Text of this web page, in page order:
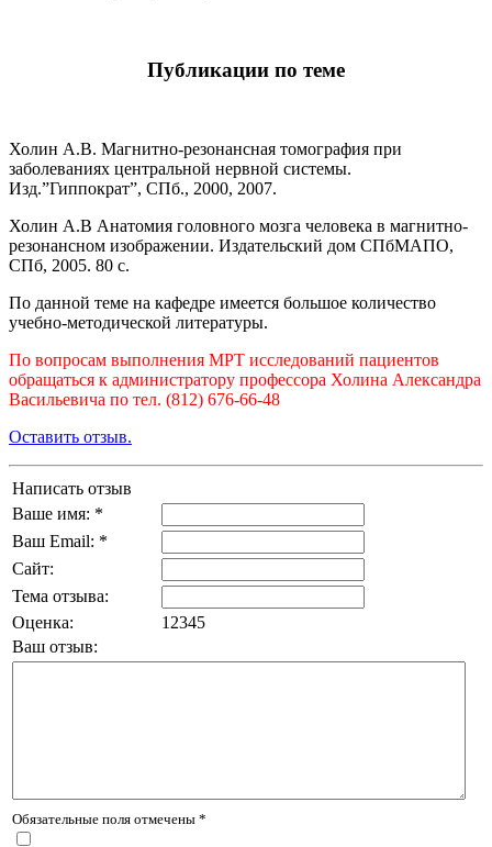
Публикации по теме
Холин А.В. Магнитно-резонансная томография при
заболеваниях центральной нервной системы.
Изд.”Гиппократ”, СПб., 2000, 2007.
Холин А.В Анатомия головного мозга человека в магнитно-
резонансном изображении. Издательский дом СПбМАПО,
СПб, 2005. 80 с.
По данной теме на кафедре имеется большое количество
учебно-методической литературы.
По вопросам выполнения МРТ исследований пациентов
обращаться к администратору профессора Холина Александра
Васильевича по тел. (812) 676-66-48
Оставить отзыв.
Написать отзыв
Ваше имя: *
Ваш Email: *
Сайт:
Тема отзыва:
Оценка:
1 2345
Ваш отзыв:
Обязательные поля отмечены *